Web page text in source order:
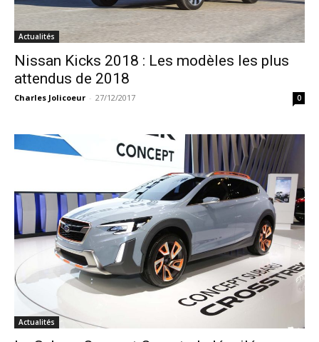
Actualités
Nissan Kicks 2018 : Les modèles les plus
attendus de 2018
Charles Jolicoeur - 27/12/2017 0
Actualités